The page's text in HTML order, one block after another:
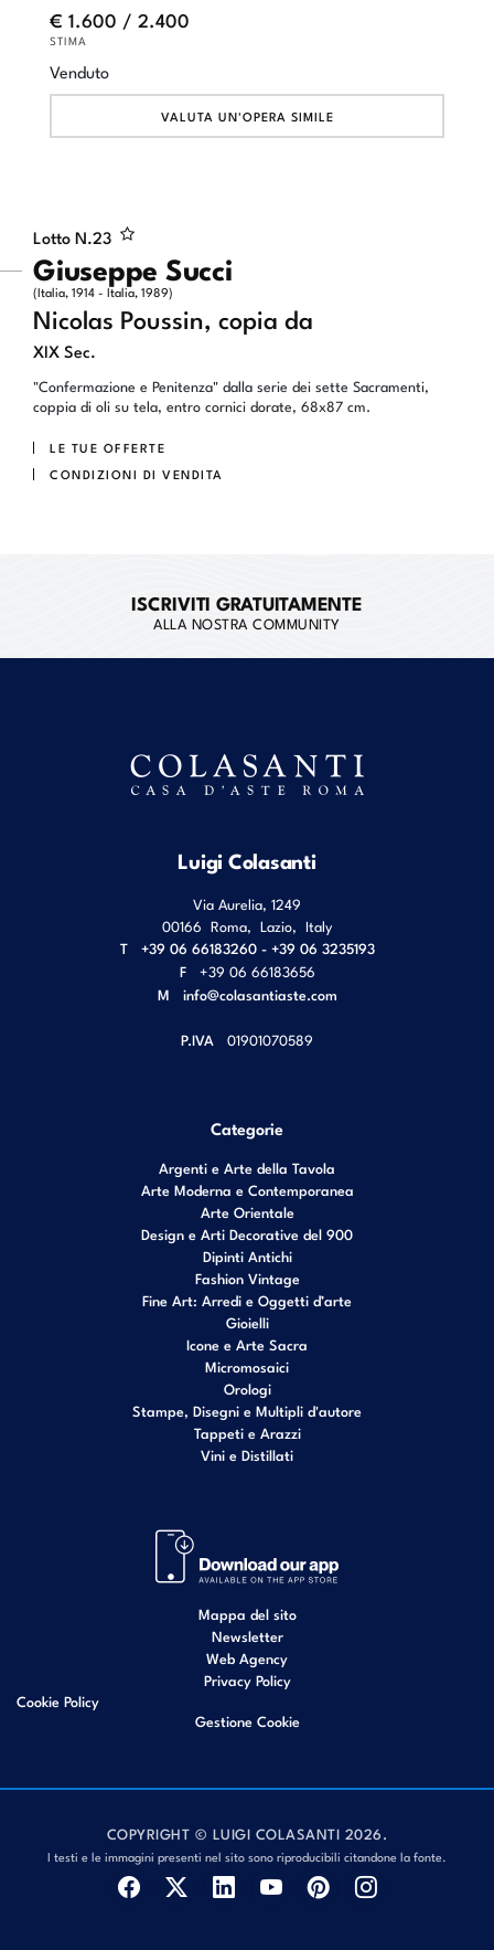
Lotto N.23
Giuseppe Succi
(Italia, 1914 - Italia, 1989)
Nicolas Poussin, copia da
XIX Sec.
"Confermazione e Penitenza" dalla serie dei sette Sacramenti,
coppia di oli su tela, entro cornici dorate, 68x87 cm.
LE TUE OFFERTE
CONDIZIONI DI VENDITA
€ 1.600 / 2.400
STIMA
Venduto
VALUTA UN'OPERA SIMILE
ISCRIVITI GRATUITAMENTE
ALLA NOSTRA COMMUNITY
Luigi Colasanti
Via Aurelia, 1249
00166 Roma Lazio Italy
T
+39 06 66183260 - +39 06 3235193
F
+39 06 66183656
M info@colasantiaste.com
P.IVA 01901070589
Categorie
Argenti e Arte della Tavola
Arte Moderna e Contemporanea
Arte Orientale
Design e Arti Decorative del 900
Dipinti Antichi
Fashion Vintage
Fine Art: Arredi e Oggetti d’arte
Gioielli
Icone e Arte Sacra
Micromosaici
Orologi
Stampe, Disegni e Multipli d'autore
Tappeti e Arazzi
Vini e Distillati
Mappa del sito
Newsletter
Web Agency
Privacy Policy
Cookie Policy
Gestione Cookie
COPYRIGHT © LUIGI COLASANTI 2026.
I testi e le immagini presenti nel sito sono riproducibili citandone la fonte.